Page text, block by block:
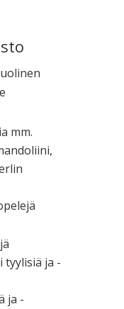
mm.
tyylisiä ja -
ja -